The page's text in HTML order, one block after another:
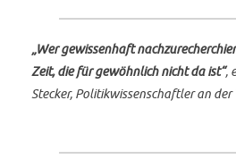
„Wer gewissenhaft
Zeit, die für gewöhnlich nicht da ist“,
Stecker, Politikwissenschaftler an